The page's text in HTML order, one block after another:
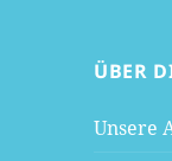
ÜBER
Unsere